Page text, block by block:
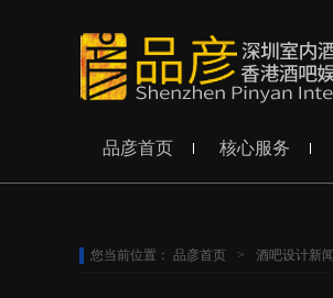
品彦首页 核心服务
您当前位置： 品彦首页 > 酒吧设计新闻